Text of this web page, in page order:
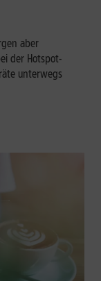
aber
der Hotspot-
unterwegs